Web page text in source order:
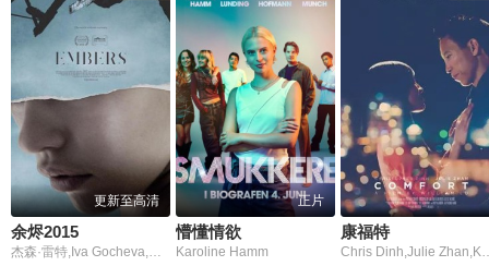
更新至高清
余烬2015
杰森·雷特,Iva Gocheva,Greta Fernández,塔克·斯莫尔伍德,卡尔·格洛斯曼,Roberto Cots,多米尼克·斯万,Matthew Goulish,Silvan Friedman,Derrick Aguis,Nathaniel Andrew,Brandon Bowens,Janice Culver,Ryan Czerwonko,Kirsten Kairos
正片
懵懂情欲
Karoline Hamm
康福特
Chris Dinh,Julie